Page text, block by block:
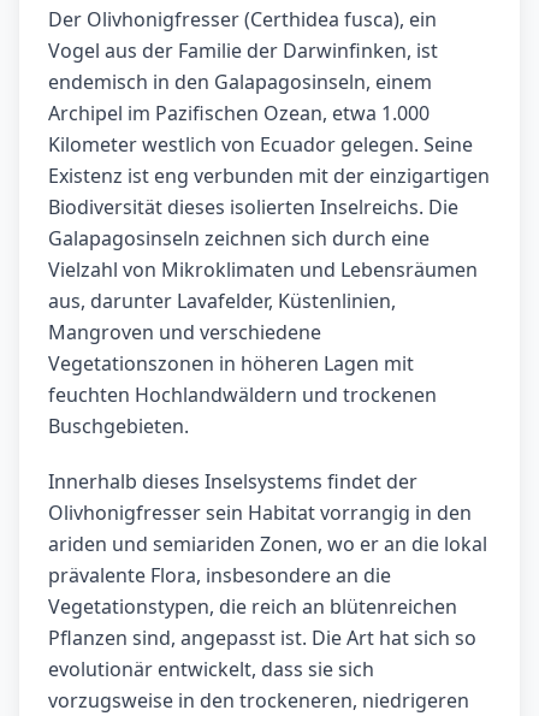
Der Olivhonigfresser (Certhidea fusca), ein
Vogel aus der Familie der Darwinfinken, ist
endemisch in den Galapagosinseln, einem
Archipel im Pazifischen Ozean, etwa 1.000
Kilometer westlich von Ecuador gelegen. Seine
Existenz ist eng verbunden mit der einzigartigen
Biodiversität dieses isolierten Inselreichs. Die
Galapagosinseln zeichnen sich durch eine
Vielzahl von Mikroklimaten und Lebensräumen
aus, darunter Lavafelder, Küstenlinien,
Mangroven und verschiedene
Vegetationszonen in höheren Lagen mit
feuchten Hochlandwäldern und trockenen
Buschgebieten.
Innerhalb dieses Inselsystems findet der
Olivhonigfresser sein Habitat vorrangig in den
ariden und semiariden Zonen, wo er an die lokal
prävalente Flora, insbesondere an die
Vegetationstypen, die reich an blütenreichen
Pflanzen sind, angepasst ist. Die Art hat sich so
evolutionär entwickelt, dass sie sich
vorzugsweise in den trockeneren, niedrigeren